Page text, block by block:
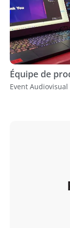
Équipe de
Event Audiovisual